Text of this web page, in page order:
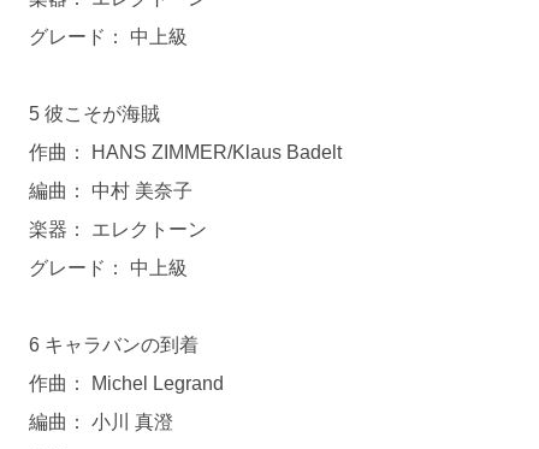
グレード： 中上級
5 彼こそが海賊
作曲： HANS ZIMMER/Klaus Badelt
編曲： 中村 美奈子
楽器： エレクトーン
グレード： 中上級
6 キャラバンの到着
作曲： Michel Legrand
編曲： 小川 真澄